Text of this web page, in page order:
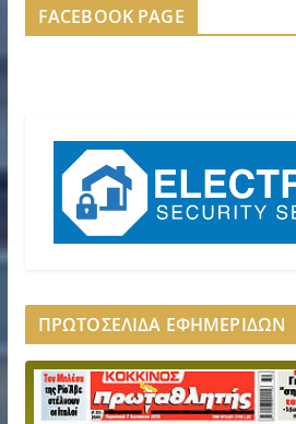
FACEBOOK PAGE
ΠΡΩΤΟΣΕΛΙΔΑ ΕΦΗΜΕΡΙΔΩΝ